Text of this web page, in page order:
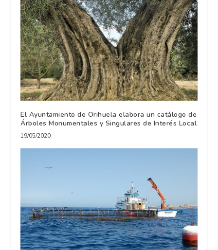
El Ayuntamiento de Orihuela elabora un catálogo de
Árboles Monumentales y Singulares de Interés Local
19/05/2020